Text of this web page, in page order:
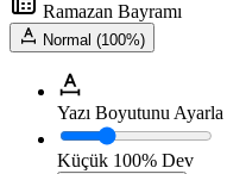
Ramazan Bayramı
Normal (100%)
Yazı Boyutunu Ayarla
Küçük 100% Dev